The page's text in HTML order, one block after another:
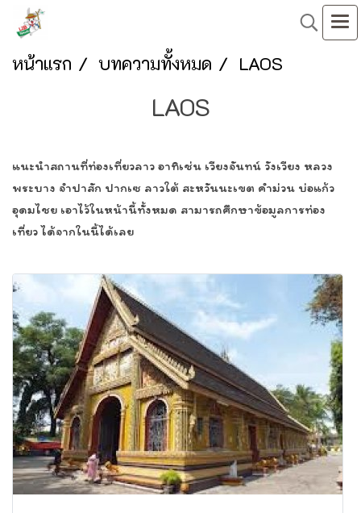
หน้าแรก บทความทั้งหมด LAOS
LAOS
แนะนำสถานที่ท่องเที่ยวลาว อาทิเช่น เวียงจันทน์ วังเวียง หลวง
พระบาง จำปาสัก ปากเซ ลาวใต้ สะหวันนะเขต คำม่วน บ่อแก้ว
อุดมไชย เอาไว้ในหน้านี้ทั้งหมด สามารถศึกษาข้อมูลการท่อง
เที่ยว ได้จากในนี้ได้เลย